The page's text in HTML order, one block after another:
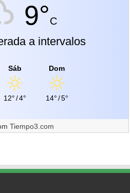
9°C
a intervalos
Sáb
12°/4°
Dom
14°/5°
Tiempo3.com